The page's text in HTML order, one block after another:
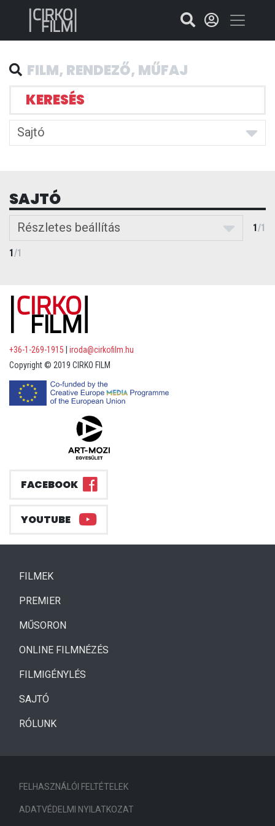
KERESÉS
Sajtó
SAJTÓ
Részletes beállítás 1/1
1/1
+36-1-269-1915
iroda@cirkofilm.hu
Copyright © 2019 CIRKO FILM
FACEBOOK
YOUTUBE
FILMEK(CURRENT)
PREMIER
MŰSORON
ONLINE FILMNÉZÉS
FILMIGÉNYLÉS
SAJTÓ
RÓLUNK
FELHASZNÁLÓI FELTÉTELEK
ADATVÉDELMI NYILATKOZAT